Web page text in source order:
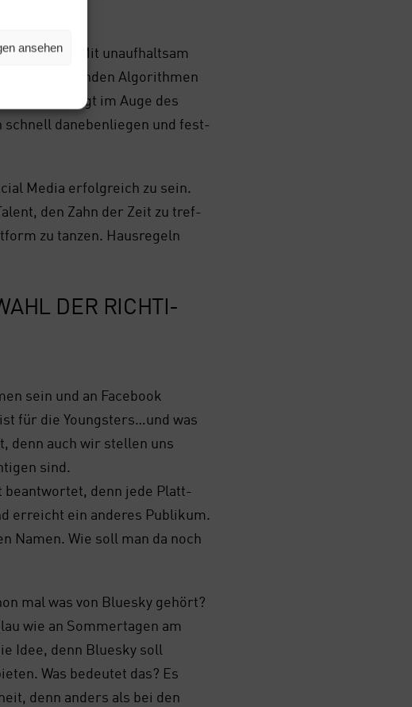
ansehen
Ideen.
wer­den. Mit unauf­halt­sam
ändern­den Algo­rith­men
Das liegt im Auge des
schnell dane­ben­lie­gen und fest­
Media erfolg­reich zu sein.
den Zahn der Zeit zu tref­
zu tan­zen. Haus­re­geln
DER RICH­TI­
sein und an Face­book
für die Youngsters…und was
denn auch wir stel­len uns
sind.
beant­wor­tet, denn jede Platt­
erreicht ein ande­res Publi­kum.
Namen. Wie soll man da noch
mal was von Blues­ky gehört?
wie an Som­mer­ta­gen am
Idee, denn Blues­ky soll
Was bedeu­tet das? Es
denn anders als bei den